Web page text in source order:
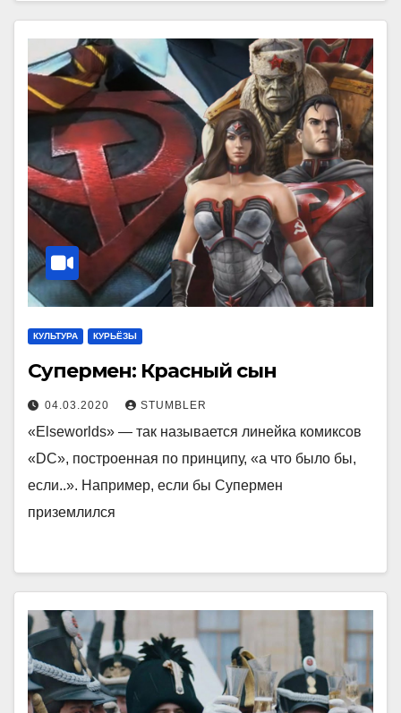
КУЛЬТУРА КУРЬЁЗЫ
Супермен: Красный сын
04.03.2020 STUMBLER
«Elseworlds» — так называется линейка комиксов
«DC», построенная по принципу, «а что было бы,
если..». Например, если бы Супермен
приземлился